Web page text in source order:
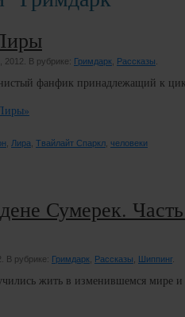
2012. В рубрике: Гримдарк Рассказы
фанфик принадлежащий к
Лира Твайлайт Спаркл человеки
Сумерек.
В рубрике: Гримдарк Рассказы Шиппинг.
жить в изменившемся мире и